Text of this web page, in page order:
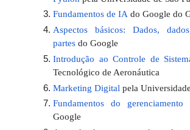
Fundamentos de IA do Google do
Aspectos básicos: Dados,
partes do Google
Introdução ao Controle de
Tecnológico de Aeronáutica
Marketing Digital pela
Fundamentos do
Google